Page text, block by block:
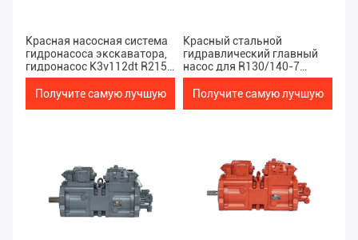
Красная насосная система
гидронасоса экскаватора,
гидронасос K3v112dt R215-
7 Кавасаки
Получите самую лучшую
Красный стальной
гидравлический главный
насос для R130/140-7
экскаватора K3V63DT-
9COS
Получите самую лучшую